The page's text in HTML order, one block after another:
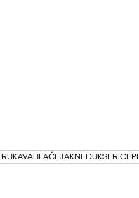
RUKAVAHLAČEJAKNEDUKSERICE